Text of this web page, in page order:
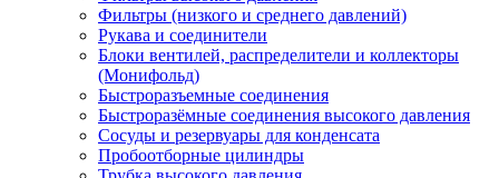
Фильтры (низкого и среднего давлений)
Рукава и соединители
Блоки вентилей, распределители и коллекторы
(Монифольд)
Быстроразъемные соединения
Быстроразёмные соединения высокого давления
Сосуды и резервуары для конденсата
Пробоотборные цилиндры